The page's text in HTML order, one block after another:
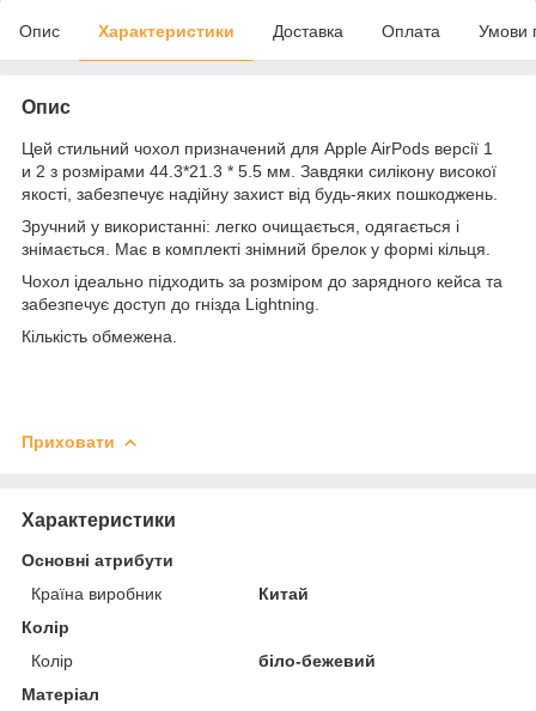
Опис Характеристики Доставка Оплата Умови
Опис
Цей стильний чохол призначений для Apple AirPods версії 1
и 2 з розмірами 44.3*21.3 * 5.5 мм. Завдяки силікону високої
якості, забезпечує надійну захист від будь-яких пошкоджень.
Зручний у використанні: легко очищається, одягається і
знімається. Має в комплекті знімний брелок у формі кільця.
Чохол ідеально підходить за розміром до зарядного кейса та
забезпечує доступ до гнізда Lightning.
Кількість обмежена.
Приховати
Характеристики
Основні атрибути
Країна виробник
Китай
Колір
Колір
біло-бежевий
Матеріал